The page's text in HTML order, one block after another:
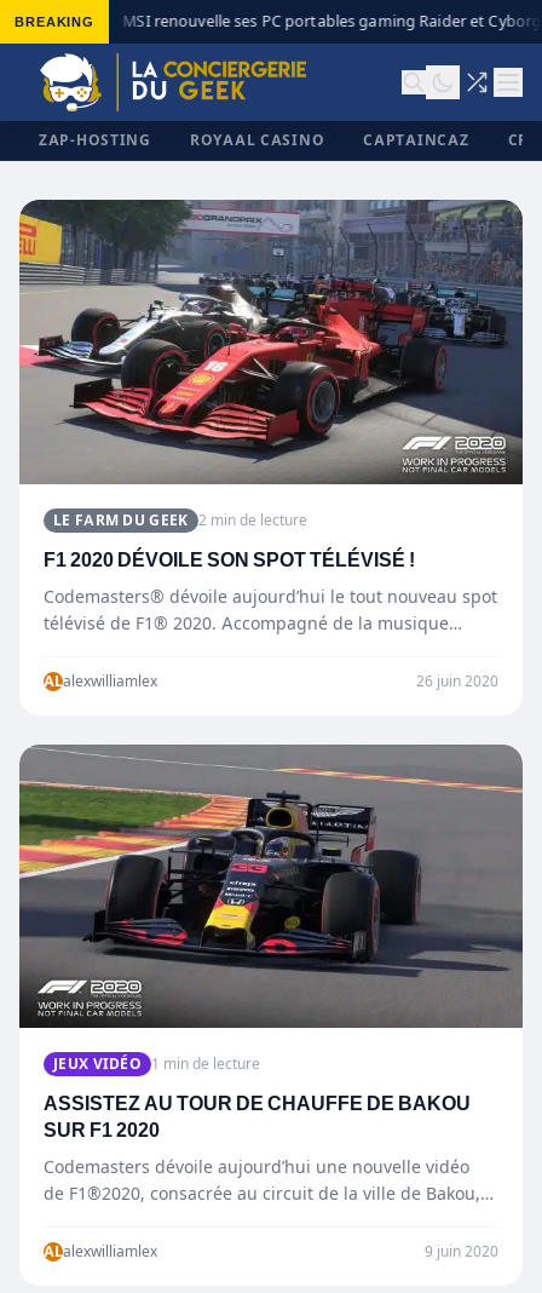
BREAKING MSI renouvelle ses PC portables gaming Raider et
ZAP-HOSTING ROYAAL CASINO CAPTAINCAZ
✕
LE FARM DU GEEK 2 min de lecture
F1 2020 DÉVOILE SON SPOT TÉLÉVISÉ !
Codemasters® dévoile aujourd’hui le tout nouveau spot
télévisé de F1® 2020. Accompagné de la musique
ALalexwilliamlex 26 juin 2020
JEUX VIDÉO 1 min de lecture
ASSISTEZ AU TOUR DE CHAUFFE DE BAKOU
SUR F1 2020
Codemasters dévoile aujourd’hui une nouvelle vidéo
de F1®2020, consacrée au circuit de la ville de Bakou,
ALalexwilliamlex 9 juin 2020